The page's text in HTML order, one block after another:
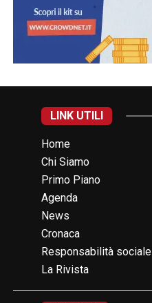
LINK UTILI
Home
Chi Siamo
Primo Piano
Agenda
News
Cronaca
Responsabilità sociale
La Rivista